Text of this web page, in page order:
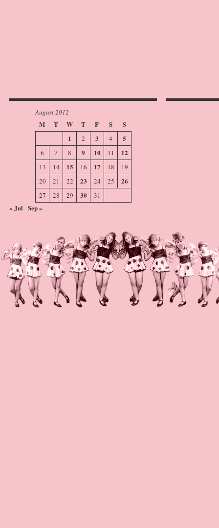
August 2012
M T W T F S
S
1
2 3 4 5
6 7 8 9 10 11 12
13 14 15 16 17 18
19
20
21 22 23 24 25 26
27 28 29 30 31
« Jul Sep »